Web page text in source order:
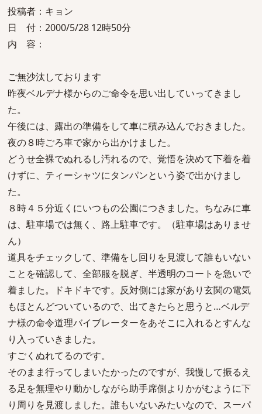
投稿者：キョン
日 付：2000/5/28 12時50分
内 容：
ご無沙汰しております
昨夜ベルデナ様からのご命令を思い出していってきまし
た。
午後には、露出の準備をして車に積み込んでおきました。
夜の８時ごろ車で家から出かけました。
どうせ全裸でぬれるし汚れるので、覚悟を決めて下着を着
けずに、ティーシャツにタンパンという姿で出かけまし
た。
８時４５分近くにいつもの公園につきました。ちなみに車
は、駐車場では無く、路上駐車です。（駐車場はありませ
ん）
道具をチェックして、準備をし回りを見渡して誰もいない
ことを確認して、全部服を脱ぎ、半透明のコートを急いで
着ました。ドキドキです。反対側には家があり玄関の電気
もほとんどついているので、出てきたらと思うと…ベルデ
ナ様の命令道理バイブレーターをあそこに入れるとすんな
り入っていきました。
すごくぬれてるのです。
そのまま行ってしまいたかったのですが、我慢して振るえ
る足を無理やり動かしながら助手席側よりかがむように下
り周りを見渡しました。誰もいないみたいなので、スーパ